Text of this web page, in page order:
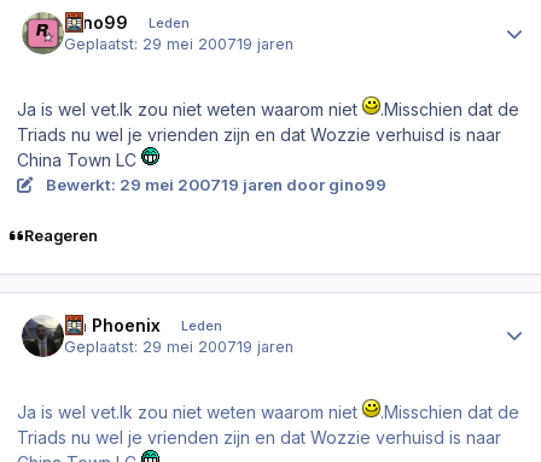
Gino99 Leden
Geplaatst: 29 mei 200719 jaren
Ja is wel vet.Ik zou niet weten waarom niet
.Misschien dat de
Triads nu wel je vrienden zijn en dat Wozzie verhuisd is naar
China Town LC
Bewerkt: 29 mei 200719 jaren door gino99
Reageren
Da Phoenix Leden
Geplaatst: 29 mei 200719 jaren
Ja is wel vet.Ik zou niet weten waarom niet
.Misschien dat de
Triads nu wel je vrienden zijn en dat Wozzie verhuisd is naar